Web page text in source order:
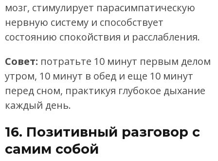
мозг, стимулирует парасимпатическую
нервную систему и способствует
состоянию спокойствия и расслабления.
Совет: потратьте 10 минут первым делом
утром, 10 минут в обед и еще 10 минут
перед сном, практикуя глубокое дыхание
каждый день.
16. Позитивный разговор с
самим собой